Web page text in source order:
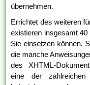
übernehmen.
Errichtet des weiteren
existieren insgesamt
Sie einsetzen können.
die manche
des XHTML-
eine der zahlreichen